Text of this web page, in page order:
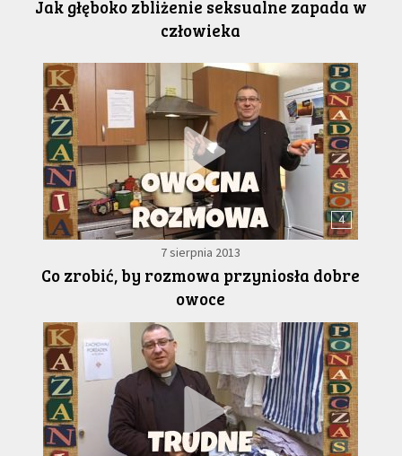
Jak głęboko zbliżenie seksualne zapada w
człowieka
4
7 sierpnia 2013
Co zrobić, by rozmowa przyniosła dobre
owoce